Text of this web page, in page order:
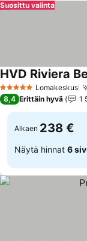
Suosittu valinta
5 TähtiluokitusLomakeskus
HVD Riviera
8,4 Erittäin hyvä 1
Alkaen 238 €
Näytä hinnat 6